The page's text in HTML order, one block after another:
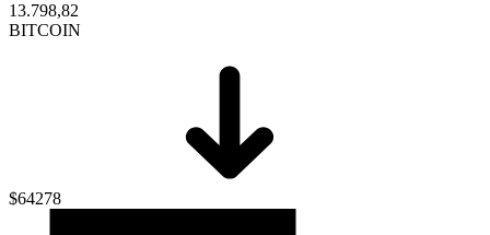
13.798,82
BITCOIN
$64278